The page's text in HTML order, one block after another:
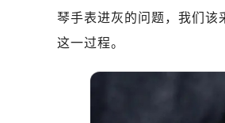
琴手表进灰的问题，我们该
这一过程。